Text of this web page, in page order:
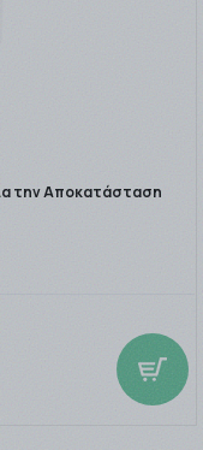
την Αποκατάσταση